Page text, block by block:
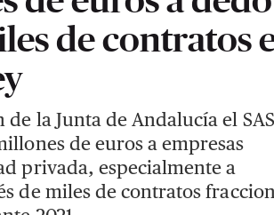
de contratos
la Junta de Andalucía el SAS
de euros a empresas
privada, especialmente a
de miles de contratos